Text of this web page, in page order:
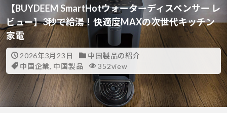
【BUYDEEM SmartHotウォーターディスペンサー レ
ビュー】3秒で給湯！快適度MAXの次世代キッチン
家電
2026年3月23日
中国製品の紹介
中国企業, 中国製品 352view